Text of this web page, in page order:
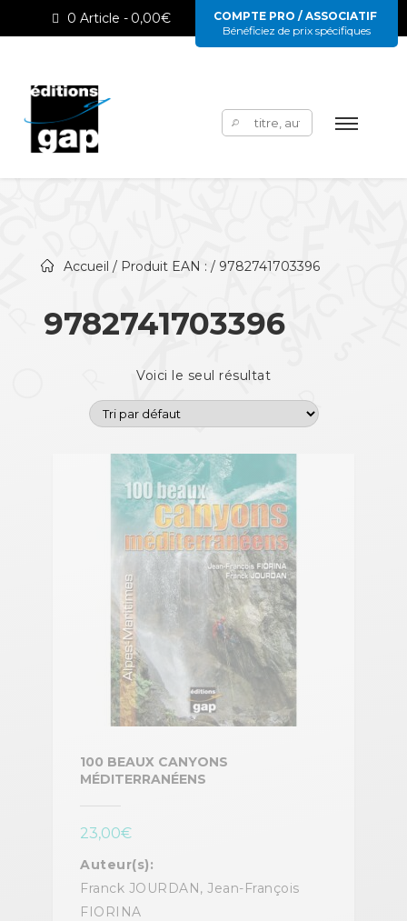
0 Article 0,00€
COMPTE PRO / ASSOCIATIF
Bénéficiez de prix spécifiques
Rechercher :
Accueil / Produit EAN : / 9782741703396
9782741703396
Voici le seul résultat
100 BEAUX CANYONS
MÉDITERRANÉENS
23,00€
Auteur(s):
Franck JOURDAN, Jean-François
FIORINA